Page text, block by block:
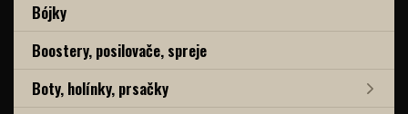
Bójky
Boostery, posilovače, spreje
Boty, holínky, prsačky